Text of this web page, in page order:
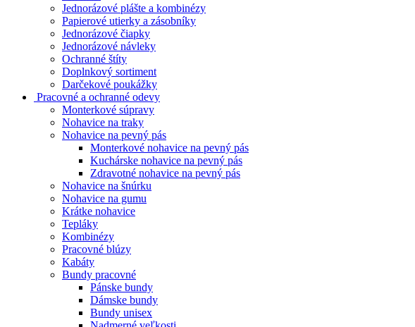
Jednorázové plášte a kombinézy
Papierové utierky a zásobníky
Jednorázové čiapky
Jednorázové návleky
Ochranné štíty
Doplnkový sortiment
Darčekové poukážky
Pracovné a ochranné odevy
Monterkové súpravy
Nohavice na traky
Nohavice na pevný pás
Monterkové nohavice na pevný pás
Kuchárske nohavice na pevný pás
Zdravotné nohavice na pevný pás
Nohavice na šnúrku
Nohavice na gumu
Krátke nohavice
Tepláky
Kombinézy
Pracovné blúzy
Kabáty
Bundy pracovné
Pánske bundy
Dámske bundy
Bundy unisex